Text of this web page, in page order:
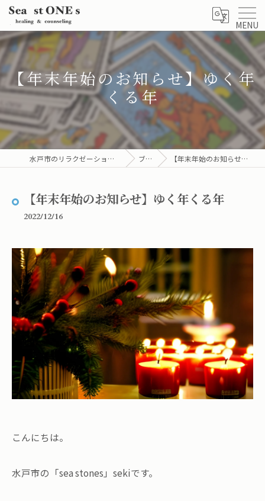
MENU
【年末年始のお知らせ】ゆく年
くる年
水戸市のリラクゼーションならsea stones ブログ 【年末年始のお知らせ】ゆく年くる年
【年末年始のお知らせ】ゆく年くる年
2022/12/16
こんにちは。
水戸市の「sea stones」sekiです。